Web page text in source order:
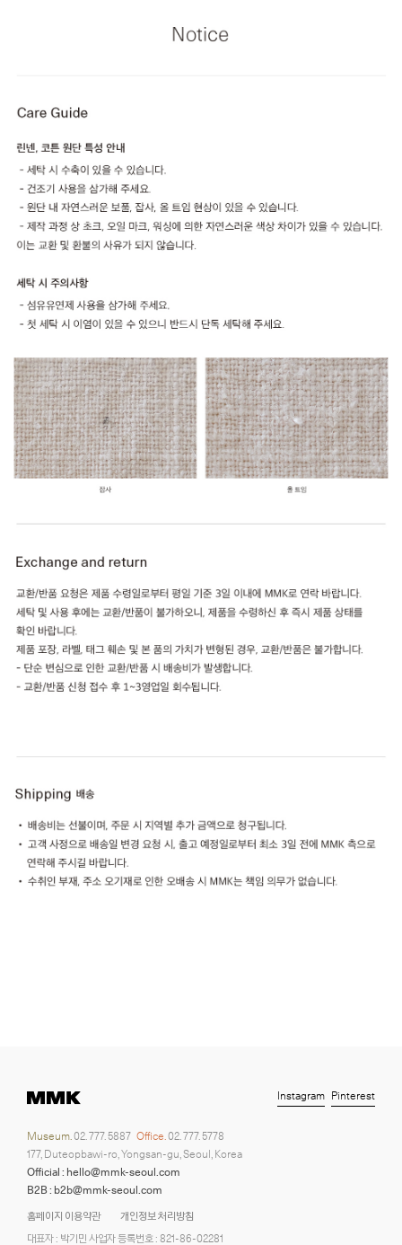
홈페이지 이용약관
개인정보 처리방침
대표자 : 박기민 사업자 등록번호 : 821-86-02281
Museum.02. 777. 5887 Office.02. 777. 5778
177, Duteopbawi-ro, Yongsan-gu, Seoul, Korea
Official : hello@mmk-seoul.com
B2B : b2b@mmk-seoul.com
Instagram Pinterest